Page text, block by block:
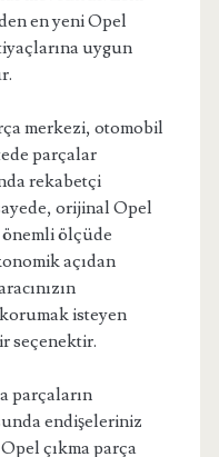
en yeni Opel
uygun
merkezi, otomobil
parçalar
rekabetçi
orijinal Opel
önemli ölçüde
açıdan
isteyen
seçenektir.
parçaların
endişeleriniz
çıkma parça